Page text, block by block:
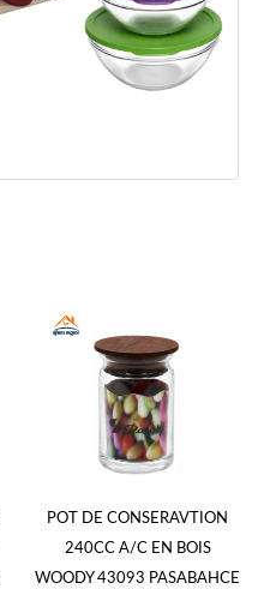
POT DE CONSERAVTION
240CC A/C EN BOIS
WOODY 43093 PASABAHCE